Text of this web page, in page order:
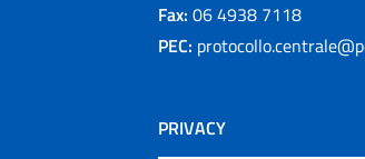
Fax: 06 4938 7118
PEC:
PRIVACY